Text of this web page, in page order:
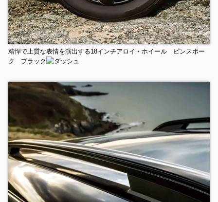
精悍で上質な表情を演出する18インチアロイ・ホイール ピンスポー
ク ブラック